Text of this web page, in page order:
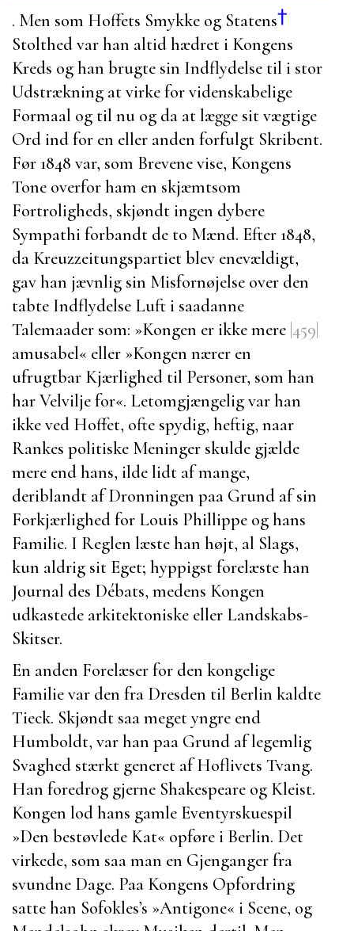
. Men som Hoffets Smykke og Statens†
Stolthed var han altid hædret i Kongens
Kreds og han brugte sin Indflydelse til i stor
Udstrækning at virke for videnskabelige
Formaal og til nu og da at lægge sit vægtige
Ord ind for en eller anden forfulgt Skribent.
Før 1848 var, som Brevene vise, Kongens
Tone overfor ham en skjæmtsom
Fortroligheds, skjøndt ingen dybere
Sympathi forbandt de to Mænd. Efter 1848,
da Kreuzzeitungspartiet blev enevældigt,
gav han jævnlig sin Misfornøjelse over den
tabte Indflydelse Luft i saadanne
Talemaader som: »Kongen er ikke mere |459|
amusabel« eller »Kongen nærer en
ufrugtbar Kjærlighed til Personer, som han
har Velvilje for«. Letomgjængelig var han
ikke ved Hoffet, ofte spydig, heftig, naar
Rankes politiske Meninger skulde gjælde
mere end hans, ilde lidt af mange,
deriblandt af Dronningen paa Grund af sin
Forkjærlighed for Louis Phillippe og hans
Familie. I Reglen læste han højt, al Slags,
kun aldrig sit Eget; hyppigst forelæste han
Journal des Débats, medens Kongen
udkastede arkitektoniske eller Landskabs-
Skitser.
En anden Forelæser for den kongelige
Familie var den fra Dresden til Berlin kaldte
Tieck. Skjøndt saa meget yngre end
Humboldt, var han paa Grund af legemlig
Svaghed stærkt generet af Hoflivets Tvang.
Han foredrog gjerne Shakespeare og Kleist.
Kongen lod hans gamle Eventyrskuespil
»Den bestøvlede Kat« opføre i Berlin. Det
virkede, som saa man en Gjenganger fra
svundne Dage. Paa Kongens Opfordring
satte han Sofokles’s »Antigone« i Scene, og